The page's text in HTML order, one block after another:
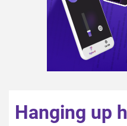
Hanging up